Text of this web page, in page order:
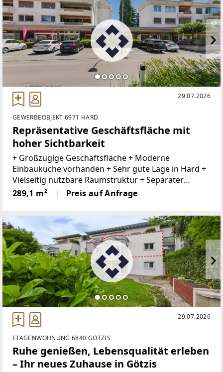
29.07.2026
GEWERBEOBJEKT 6971 HARD
Repräsentative Geschäftsfläche mit
hoher Sichtbarkeit
+ Großzügige Geschäftsfläche + Moderne
Einbauküche vorhanden + Sehr gute Lage in Hard +
Vielseitig nutzbare Raumstruktur + Separater
Nebenraum mit WC, Küche und Büro + Büro im EG+
Harder Gemeinde mit Gastronomie, kleinen Läden
289,1 m² Preis auf Anfrage
29.07.2026
ETAGENWOHNUNG 6840 GÖTZIS
Ruhe genießen, Lebensqualität erleben
– Ihr neues Zuhause in Götzis